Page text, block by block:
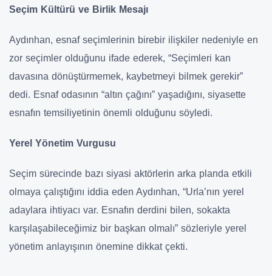
Seçim Kültürü ve Birlik Mesajı
Aydınhan, esnaf seçimlerinin birebir ilişkiler nedeniyle en
zor seçimler olduğunu ifade ederek, “Seçimleri kan
davasına dönüştürmemek, kaybetmeyi bilmek gerekir”
dedi. Esnaf odasının “altın çağını” yaşadığını, siyasette
esnafın temsiliyetinin önemli olduğunu söyledi.
Yerel Yönetim Vurgusu
Seçim sürecinde bazı siyasi aktörlerin arka planda etkili
olmaya çalıştığını iddia eden Aydınhan, “Urla’nın yerel
adaylara ihtiyacı var. Esnafın derdini bilen, sokakta
karşılaşabileceğimiz bir başkan olmalı” sözleriyle yerel
yönetim anlayışının önemine dikkat çekti.